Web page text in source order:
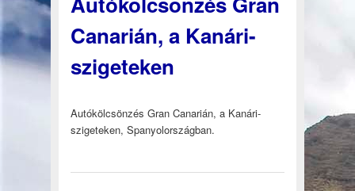
Canarián, a Kanári-
szigeteken
Autókölcsönzés Gran Canarián, a Kanári-
szigeteken, Spanyolországban.